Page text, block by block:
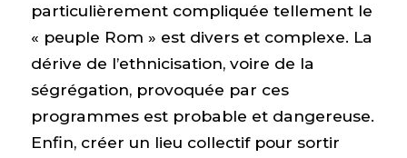
particulièrement compliquée tellement le
« peuple Rom » est divers et complexe. La
dérive de l’ethnicisation, voire de la
ségrégation, provoquée par ces
programmes est probable et dangereuse.
Enfin, créer un lieu collectif pour sortir